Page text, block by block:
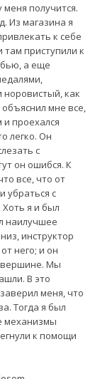
получится.
Из магазина я
к себе
приступили к
а еще
как
мне все,
и проехался
легко. Он
с
он ошибся. К
все, что от
убраться с
Хоть я и был
наилучшее
инструктор
него; и он
вершине. Мы
В это
меня, что
Тогда я был
механизмы
к помощи